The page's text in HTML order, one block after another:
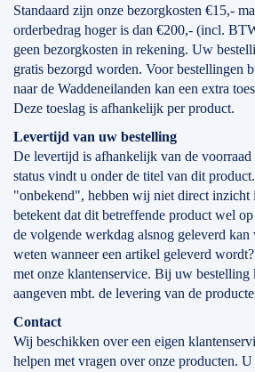
Standaard zijn onze bezorgkosten €15,-
orderbedrag hoger is dan €200,- (incl.
geen bezorgkosten in rekening. Uw
gratis bezorgd worden. Voor bestellingen
naar de Waddeneilanden kan een extra
Deze toeslag is afhankelijk per product.
Levertijd van uw bestelling
De levertijd is afhankelijk van de voorraad
status vindt u onder de titel van dit
"onbekend", hebben wij niet direct inzicht
betekent dat dit betreffende product wel
de volgende werkdag alsnog geleverd
weten wanneer een artikel geleverd
met onze klantenservice. Bij uw
aangeven mbt. de levering van de
Contact
Wij beschikken over een eigen
helpen met vragen over onze producten.